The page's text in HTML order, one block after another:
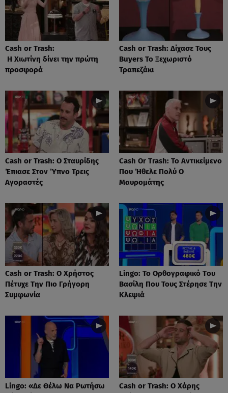
Cash or Trash:
Η Χιωτίνη δίνει την πρώτη
προσφορά
Cash or Trash: Δίχασε Τους
Buyers Το Ξεχωριστό
Τραπεζάκι
Cash or Trash: Ο Σταυρίδης
Έπιασε Στον Ύπνο Τρεις
Αγοραστές
Cash Or Trash: Το Αντικείμενο
Που Ήθελε Πολύ Ο
Μαυρομάτης
Cash or Trash: Ο Χρήστος
Πέτυχε Την Πιο Γρήγορη
Συμφωνία
Lingo: Το Oρθογραφικό Tου
Βασίλη Που Τους Στέρησε Την
Κλεψιά
Lingo: «Δε Θέλω Να Ρωτήσω
Cash or Trash: Ο Χάρης